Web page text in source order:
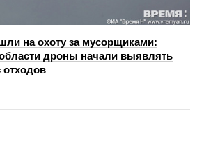
на охоту за мусорщиками:
дроны начали выявлять
отходов